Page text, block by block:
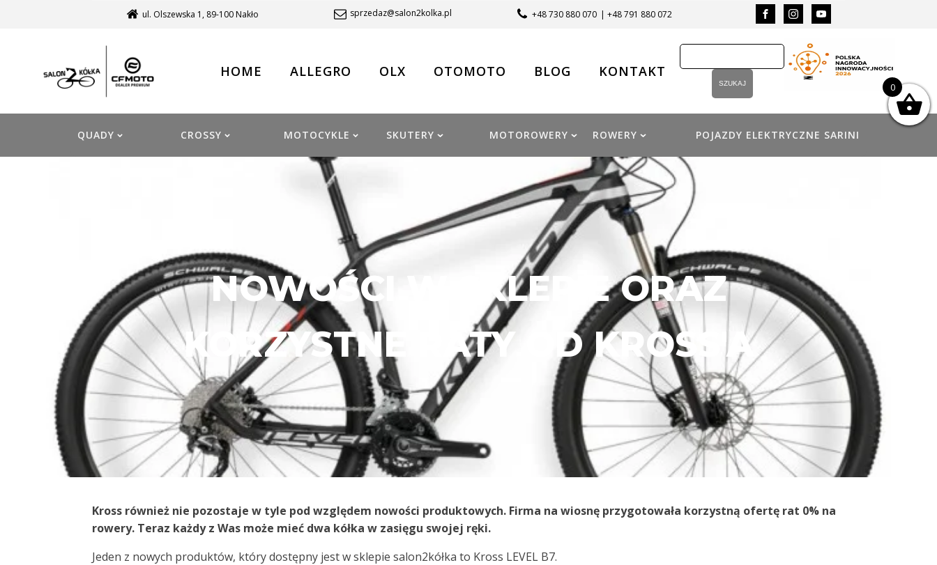
ul. Olszewska 1, 89-100 Nakło sprzedaz@salon2kolka.pl +48 730 880 070 | +48 791 880 072
HOME ALLEGRO OLX OTOMOTO BLOG KONTAKT
QUADY CROSSY MOTOCYKLE SKUTERY MOTOROWERY ROWERY POJAZDY ELEKTRYCZNE SARINI
NOWOŚCI W SKLEPIE ORAZ
KORZYSTNE RATY OD KROSS'A
Kross również nie pozostaje w tyle pod względem nowości produktowych. Firma na wiosnę przygotowała korzystną ofertę rat 0% na
rowery. Teraz każdy z Was może mieć dwa kółka w zasięgu swojej ręki.
Jeden z nowych produktów, który dostępny jest w sklepie salon2kółka to Kross LEVEL B7.
0